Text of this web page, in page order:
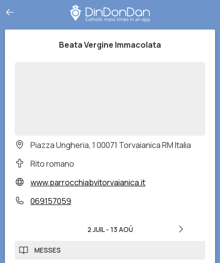
Beata Vergine Immacolata
Piazza Ungheria, 1 00071 Torvaianica RM Italia
Rito romano
www.parrocchiabvitorvaianica.it
069157059
2 JUIL- 13 AOÛ
MESSES